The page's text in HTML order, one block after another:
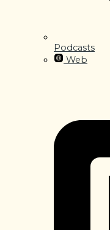
Podcasts
Web